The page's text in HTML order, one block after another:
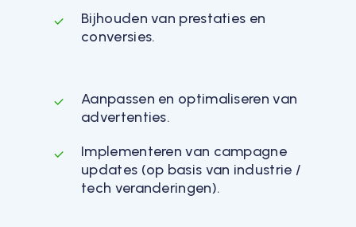
Bijhouden van prestaties en
conversies.
Aanpassen en optimaliseren van
advertenties.
Implementeren van campagne
updates (op basis van industrie /
tech veranderingen).